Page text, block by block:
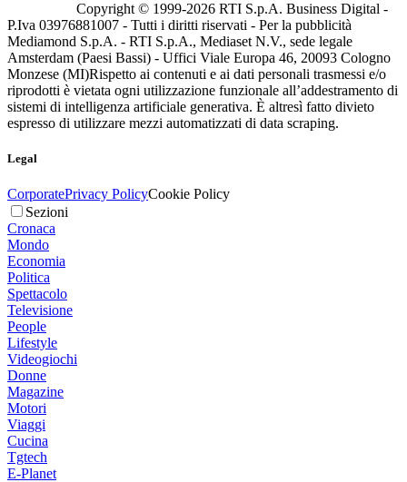
Copyright © 1999-2026 RTI S.p.A. Business Digital -
P.Iva 03976881007 - Tutti i diritti riservati - Per la pubblicità
Mediamond S.p.A. - RTI S.p.A., Mediaset N.V., sede legale
Amsterdam (Paesi Bassi) - Uffici Viale Europa 46, 20093 Cologno
Monzese (MI)Rispetto ai contenuti e ai dati personali trasmessi e/o
riprodotti è vietata ogni utilizzazione funzionale all’addestramento di
sistemi di intelligenza artificiale generativa. È altresì fatto divieto
espresso di utilizzare mezzi automatizzati di data scraping.
Legal
CorporatePrivacy PolicyCookie Policy
Sezioni
Cronaca
Mondo
Economia
Politica
Spettacolo
Televisione
People
Lifestyle
Videogiochi
Donne
Magazine
Motori
Viaggi
Cucina
Tgtech
E-Planet